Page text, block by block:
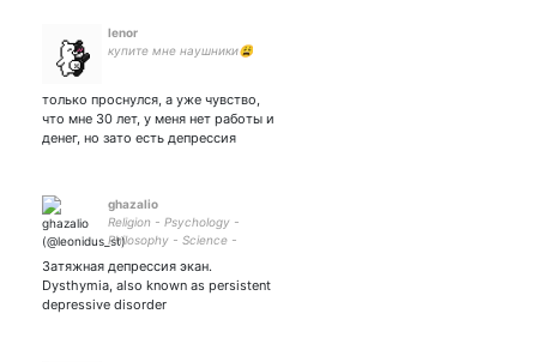
lenor
купите мне наушники😩
только проснулся, а уже чувство,
что мне 30 лет, у меня нет работы и
денег, но зато есть депрессия
ghazalio
Religion - Psychology -
Philosophy - Science -
Gastronomy - Fashion
Затяжная депрессия экан.
Dysthymia, also known as persistent
depressive disorder